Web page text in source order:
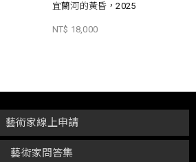
宜蘭河的黃昏，2025
NT$ 18,000
藝術家問答集
藝術家線上申請